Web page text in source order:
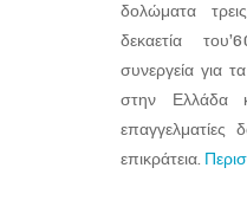
δολώματα
δεκαετία
συνεργεία για
στην
επικράτεια.